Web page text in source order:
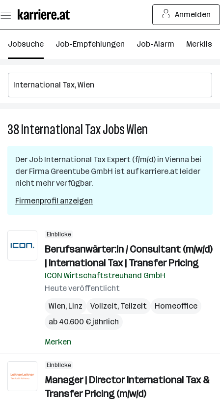
Seiteninhalt
springen
Anmelden
Jobsuche Job-Empfehlungen Job-Alarm Merkliste
38International TaxJobsWien
Jobs
in
Der Job International Tax Expert (f/m/d) in Vienna bei
der Firma Greentube GmbH ist auf karriere.at leider
nicht mehr verfügbar.
Firmenprofil anzeigen
Einblicke
Berufsanwärter:in / Consultant (m/w/d)
| International Tax | Transfer Pricing
ICON Wirtschaftstreuhand GmbH
Heute veröffentlicht
Wien, Linz Vollzeit, Teilzeit
Homeoffice
ab 40.600 € jährlich
Merken
Einblicke
Manager | Director International Tax &
Transfer Pricing (m/w/d)